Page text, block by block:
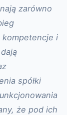
zarówno
kompetencje i
spółki
że pod ich